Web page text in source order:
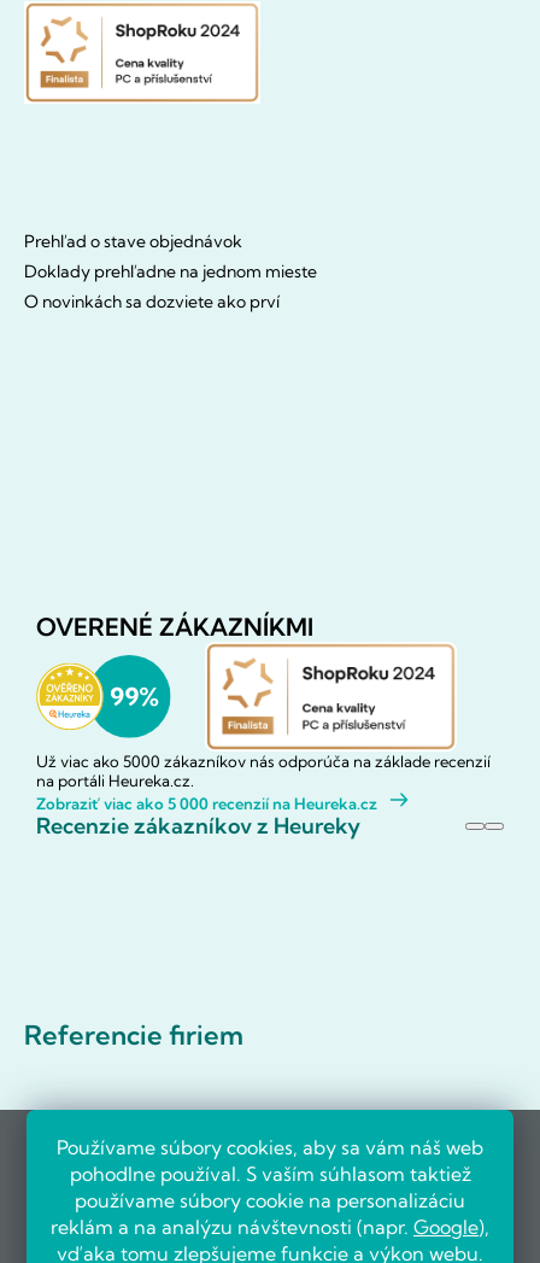
Používame súbory cookies, aby sa vám náš web
pohodlne používal. S vaším súhlasom taktiež
používame súbory cookie na personalizáciu
reklám a na analýzu návštevnosti (napr. Google),
vďaka tomu zlepšujeme funkcie a výkon webu.
Prehľad o stave objednávok
Doklady prehľadne na jednom mieste
O novinkách sa dozviete ako prví
OVERENÉ ZÁKAZNÍKMI
Už viac ako 5000 zákazníkov nás odporúča na základe recenzií
na portáli Heureka.cz.
Zobraziť viac ako 5 000 recenzií na Heureka.cz
Recenzie zákazníkov z Heureky
Referencie firiem